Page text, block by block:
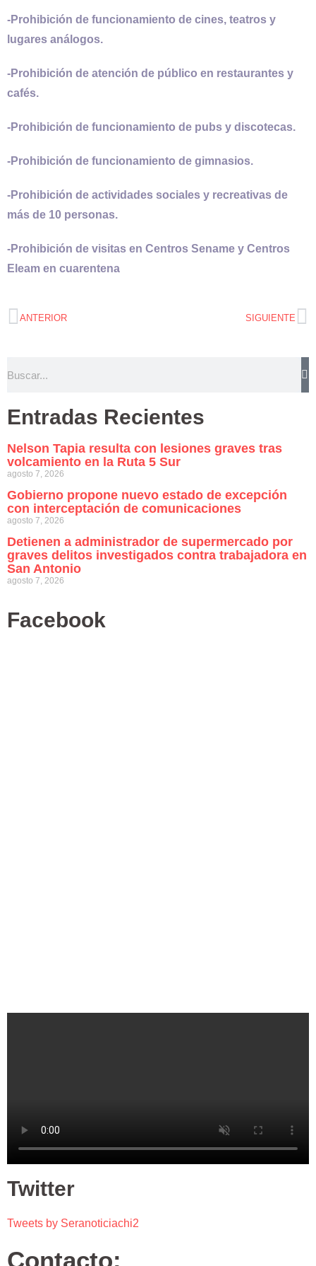
-Prohibición de funcionamiento de cines, teatros y
lugares análogos.
-Prohibición de atención de público en restaurantes y
cafés.
-Prohibición de funcionamiento de pubs y discotecas.
-Prohibición de funcionamiento de gimnasios.
-Prohibición de actividades sociales y recreativas de
más de 10 personas.
-Prohibición de visitas en Centros Sename y Centros
Eleam en cuarentena
ANTERIOR SIGUIENTE
Entradas Recientes
Nelson Tapia resulta con lesiones graves tras
volcamiento en la Ruta 5 Sur
agosto 7, 2026
Gobierno propone nuevo estado de excepción
con interceptación de comunicaciones
agosto 7, 2026
Detienen a administrador de supermercado por
graves delitos investigados contra trabajadora en
San Antonio
agosto 7, 2026
Facebook
Twitter
Tweets by Seranoticiachi2
Contacto: